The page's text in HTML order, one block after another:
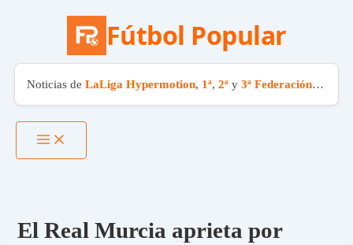
Fútbol Popular
Noticias de LaLiga Hypermotion, 1ª, 2ªy 3ª Federación. El
El Real Murcia aprieta por